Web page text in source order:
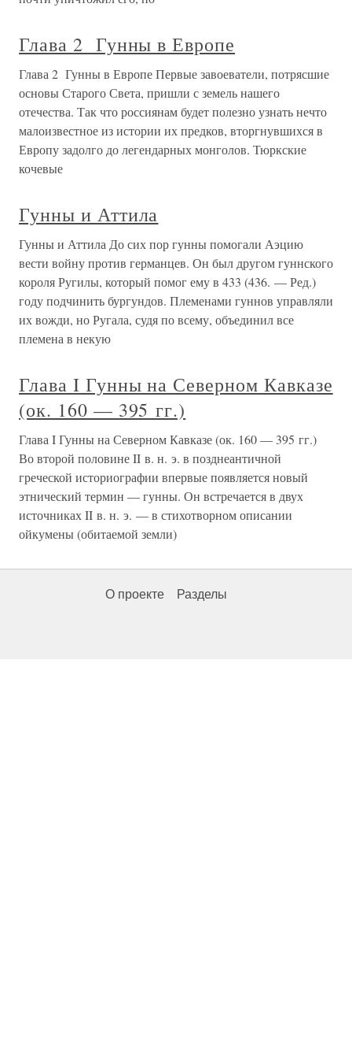
Глава 2 Гунны в Европе
Глава 2 Гунны в Европе Первые завоеватели, потрясшие
основы Старого Света, пришли с земель нашего
отечества. Так что россиянам будет полезно узнать нечто
малоизвестное из истории их предков, вторгнувшихся в
Европу задолго до легендарных монголов. Тюркские
кочевые
Гунны и Аттила
Гунны и Аттила До сих пор гунны помогали Аэцию
вести войну против германцев. Он был другом гуннского
короля Ругилы, который помог ему в 433 (436. — Ред.)
году подчинить бургундов. Племенами гуннов управляли
их вожди, но Ругала, судя по всему, объединил все
племена в некую
Глава I Гунны на Северном Кавказе
(ок. 160 — 395 гг.)
Глава I Гунны на Северном Кавказе (ок. 160 — 395 гг.)
Во второй половине II в. н. э. в позднеантичной
греческой историографии впервые появляется новый
этнический термин — гунны. Он встречается в двух
источниках II в. н. э. — в стихотворном описании
ойкумены (обитаемой земли)
О проекте Разделы